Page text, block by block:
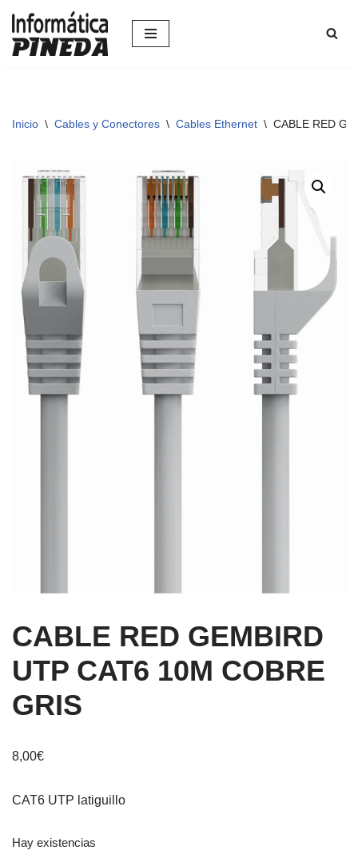
Saltar
Inicio \ Cables y Conectores \ Cables Ethernet \ CABLE RED
CABLE RED GEMBIRD
UTP CAT6 10M COBRE
GRIS
8,00€
CAT6 UTP latiguillo
Hay existencias